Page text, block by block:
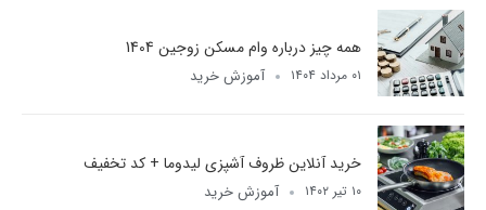
همه چیز درباره وام مسکن زوجین 1404
۰۱ مرداد ۱۴۰۴ آموزش خرید
خرید آنلاین ظروف آشپزی لیدوما + کد تخفیف
۱۰ تیر ۱۴۰۲ آموزش خرید